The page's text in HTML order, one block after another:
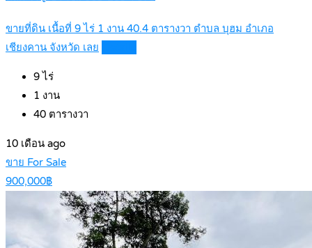
ขายที่ดิน เนื้อที่ 9 ไร่ 1 งาน 40.4 ตารางวา ตำบล บุฮม อำเภอ
เชียงคาน จังหวัด เลย
9ไร่
1 งาน
40 ตารางวา
10 เดือน ago
ขาย For Sale
900,000฿